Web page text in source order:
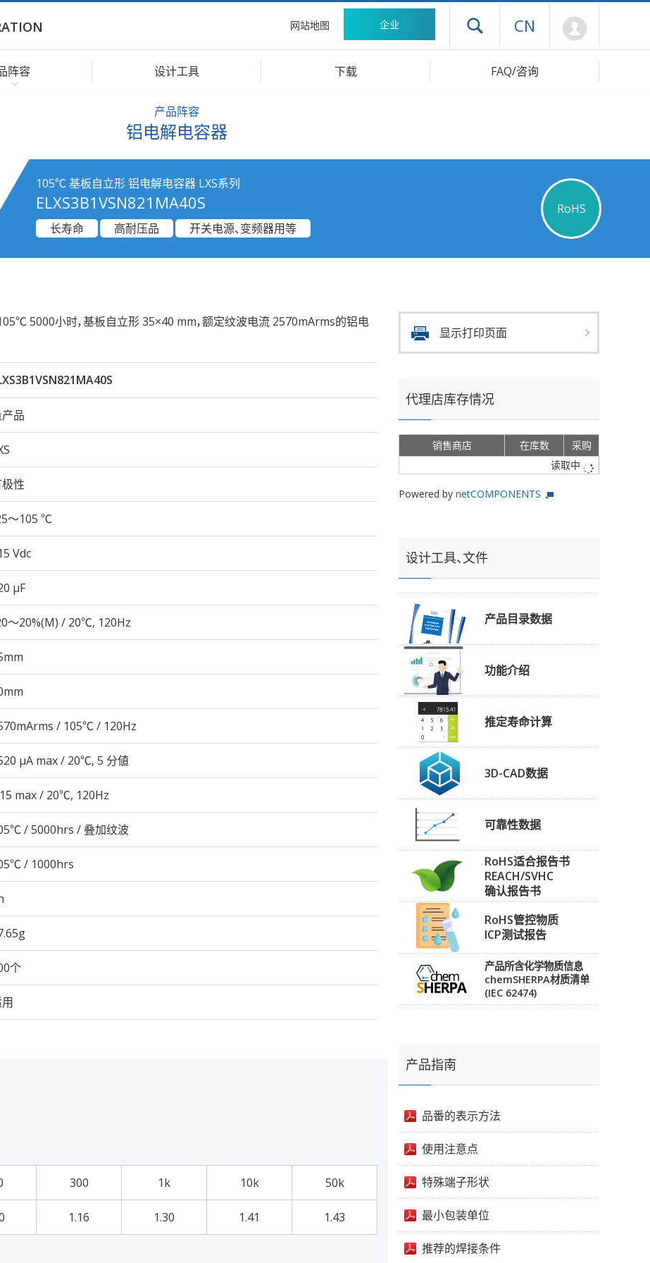
网站地图 企业 打开抽屉菜单
CN
阵容 设计工具 下载 FAQ/咨询
产品阵容
铝电解电容器
105℃ 基板自立形 铝电解电容器 LXS系列
ELXS3B1VSN821MA40S
RoHS
长寿命
高耐压品 开关电源、变频器用等
5000小时，基板自立形 35×40 mm，额定纹波电流 2570mArms的铝电
品
性
～105 ℃
Vdc
µF
～20%(M) / 20℃, 120Hz
/ 105℃ / 120Hz
μA max / 20℃, 5 分値
max / 20℃, 120Hz
/ 5000hrs / 叠加纹波
/ 1000hrs
个
300 1k 10k 50k
1.16 1.30 1.41 1.43
显示打印页面
代理店库存情况
销售商店 在库数
采购
读取中
Powered by netCOMPONENTS
设计工具、文件
产品目录数据
功能介绍
推定寿命计算
3D-CAD数据
可靠性数据
RoHS适合报告书
REACH/SVHC
确认报告书
RoHS管控物质
ICP测试报告
产品所含化学物质信息
chemSHERPA材质清单
(IEC 62474)
产品指南
品番的表示方法
使用注意点
特殊端子形状
最小包装单位
推荐的焊接条件